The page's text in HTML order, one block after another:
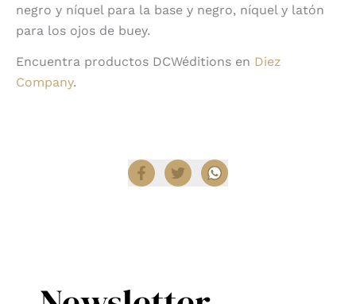
negro y níquel para la base y negro, níquel y latón
para los ojos de buey.
Encuentra productos DCWéditions en Diez
Company.